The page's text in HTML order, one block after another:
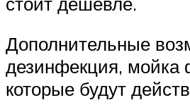
Дополнительные
дезинфекция, мойка
которые будут